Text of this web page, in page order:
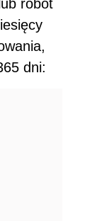
robót
dni: